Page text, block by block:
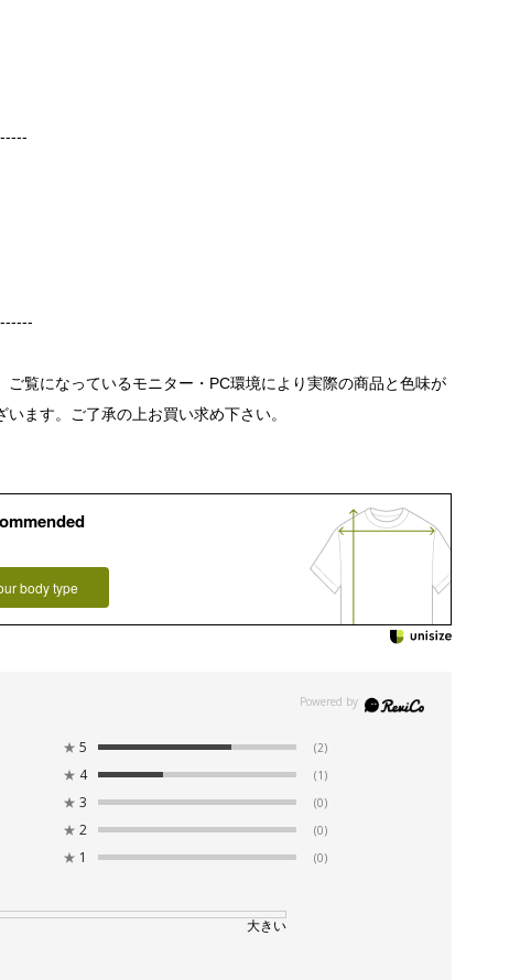
覧になっているモニター・PC環境により実際の商品と色味が
ます。ご了承の上お買い求め下さい。
body type
★ 5 (2)
★ 4 (1)
★ 3 (0)
★ 2 (0)
★ 1 (0)
大きい